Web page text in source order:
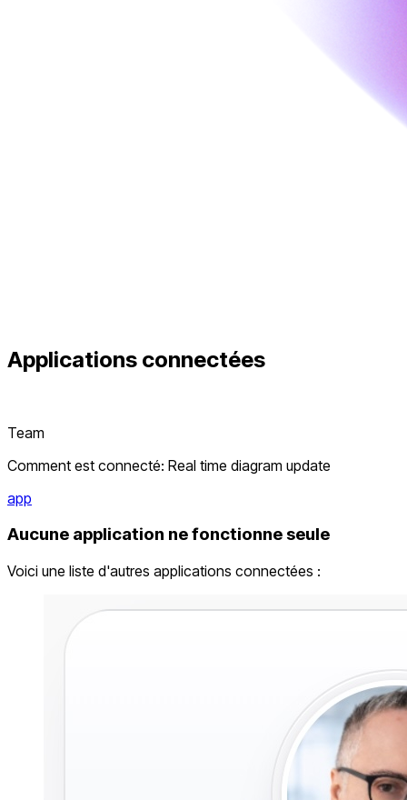
Applications connectées
Team
Comment est connecté: Real time diagram update
app
Aucune application ne fonctionne seule
Voici une liste d'autres applications connectées :